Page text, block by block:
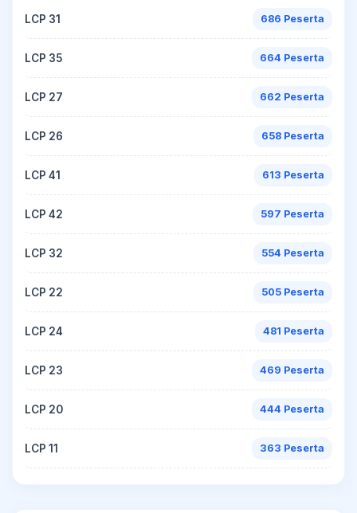
LCP 31 686 Peserta
LCP 35 664 Peserta
LCP 27 662 Peserta
LCP 26 658 Peserta
LCP 41 613 Peserta
LCP 42 597 Peserta
LCP 32 554 Peserta
LCP 22 505 Peserta
LCP 24 481 Peserta
LCP 23 469 Peserta
LCP 20 444 Peserta
LCP 11 363 Peserta